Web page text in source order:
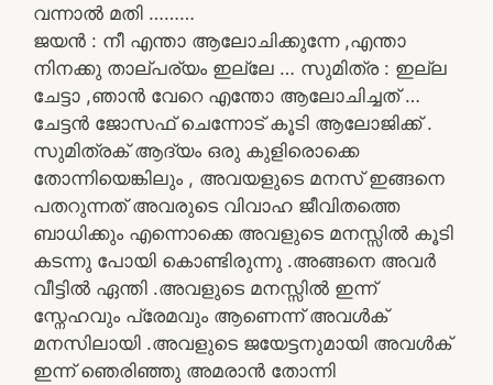
വന്നാൽ മതി ………
ജയൻ : നീ എന്താ ആലോചിക്കുന്നേ ,എന്താ
നിനക്കു താല്പര്യം ഇല്ലേ … സുമിത്ര : ഇല്ല
ചേട്ടാ ,ഞാൻ വേറെ എന്തോ ആലോചിച്ചത് …
ചേട്ടൻ ജോസഫ് ചെന്നോട് കൂടി ആലോജിക്ക് .
സുമിത്രക് ആദ്യം ഒരു കുളിരൊക്കെ
തോന്നിയെങ്കിലും , അവയളുടെ മനസ് ഇങ്ങനെ
പതറുന്നത് അവരുടെ വിവാഹ ജീവിതത്തെ
ബാധിക്കും എന്നൊക്കെ അവളുടെ മനസ്സിൽ കൂടി
കടന്നു പോയി കൊണ്ടിരുന്നു .അങ്ങനെ അവർ
വീട്ടിൽ ഏന്തി .അവളുടെ മനസ്സിൽ ഇന്ന്
സ്നേഹവും പ്രേമവും ആണെന്ന് അവൾക്
മനസിലായി .അവളുടെ ജയേട്ടനുമായി അവൾക്
ഇന്ന് ഞെരിഞ്ഞു അമരാൻ തോന്നി